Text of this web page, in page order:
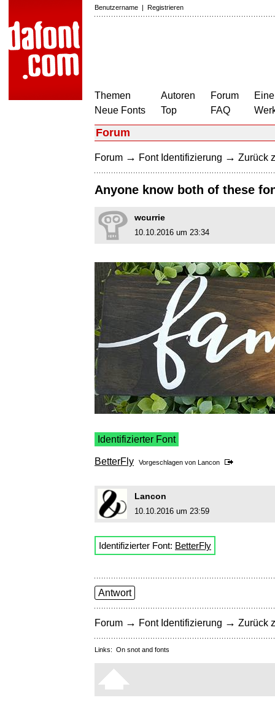
Benutzername | Registrieren
Themen
Neue Fonts
Autoren
Top
Forum
FAQ
Forum
Forum → Font Identifizierung → Zurück
Anyone know both of these
wcurrie
10.10.2016 um 23:34
Identifizierter Font
BetterFly Vorgeschlagen von Lancon
Lancon
10.10.2016 um 23:59
Identifizierter Font: BetterFly
Antwort
Forum → Font Identifizierung → Zurück
Links: On snot and fonts